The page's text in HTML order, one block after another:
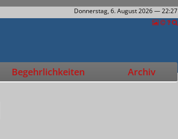
Donnerstag, 6. August 2026— 22:27
Begehrlichkeiten Archiv